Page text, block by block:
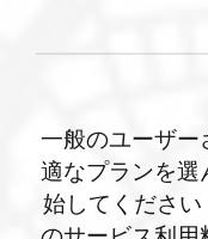
一般のユーザ
適なプランを
始してくださ